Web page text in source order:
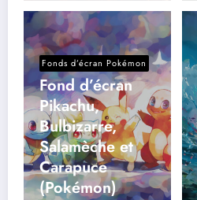
Fonds d’écran Pokémon
Fond d’écran
Pikachu,
Bulbizarre,
Salamèche et
Carapuce
(Pokémon)